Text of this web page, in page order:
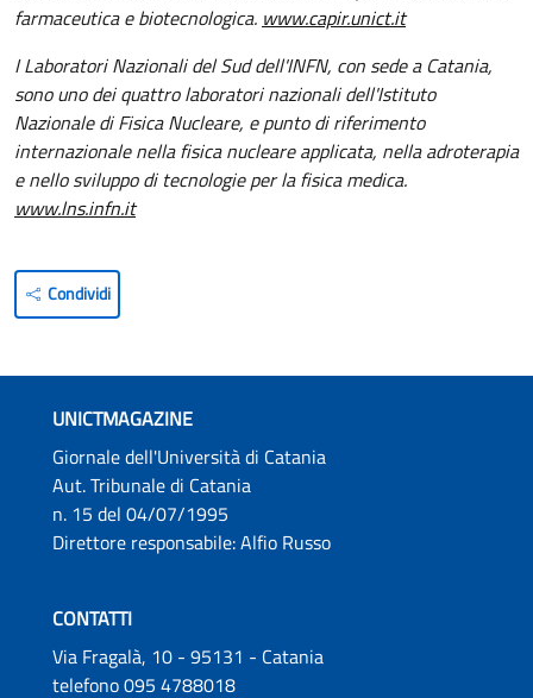
farmaceutica e biotecnologica. www.capir.unict.it
I Laboratori Nazionali del Sud dell'INFN, con sede a Catania,
sono uno dei quattro laboratori nazionali dell'Istituto
Nazionale di Fisica Nucleare, e punto di riferimento
internazionale nella fisica nucleare applicata, nella adroterapia
e nello sviluppo di tecnologie per la fisica medica.
www.lns.infn.it
Condividi
UNICTMAGAZINE
Giornale dell'Università di Catania
Aut. Tribunale di Catania
n. 15 del 04/07/1995
Direttore responsabile: Alfio Russo
CONTATTI
Via Fragalà, 10 - 95131 - Catania
telefono 095 4788018